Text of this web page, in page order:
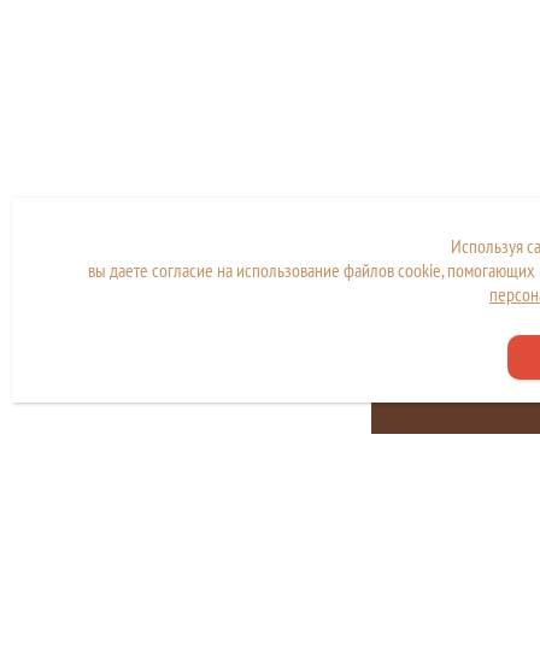
разработки и
Используя
вы даете согласие на использование файлов cookie,